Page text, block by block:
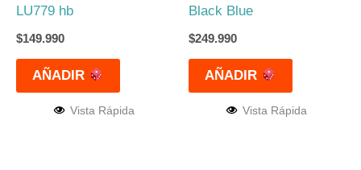
LU779 hb
$149.990
AÑADIR
Vista Rápida
Black Blue
$249.990
AÑADIR
Vista Rápida